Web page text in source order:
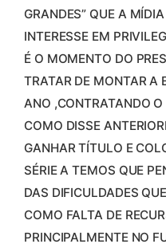
GRANDES” QUE A
INTERESSE EM
É O MOMENTO DO
TRATAR DE MONTAR A
ANO ,CONTRATANDO
COMO DISSE
GANHAR TÍTULO E
SÉRIE A TEMOS QUE
DAS DIFICULDADES
COMO FALTA DE
PRINCIPALMENTE NO